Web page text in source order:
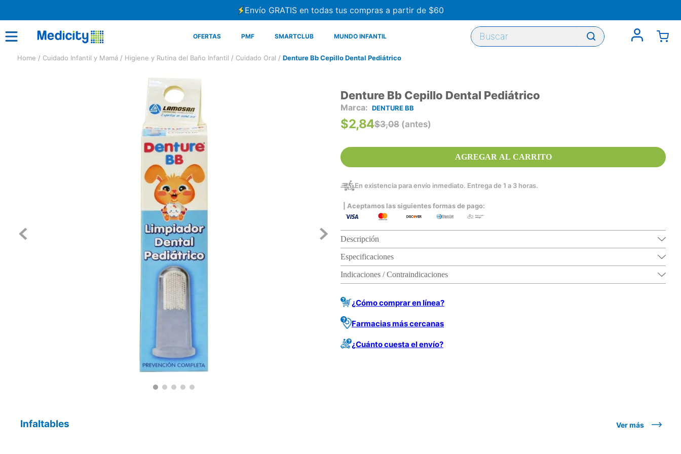
Envío GRATIS en todas tus compras a partir de $60
OFERTAS PMF SMARTCLUB MUNDO INFANTIL
Buscar
Cuidado Infantil y Mamá Higiene y Rutina del Baño Infantil Cuidado Oral Denture Bb Cepillo Dental Pediátrico
Denture Bb Cepillo Dental Pediátrico
DENTURE BB
$3,08 (antes)
$2,84
AGREGAR AL CARRITO
En existencia para envío inmediato. Entrega de 1 a 3 horas.
| Aceptamos las siguientes formas de pago:
Descripción
Especificaciones
Indicaciones / Contraindicaciones
¿Cómo comprar en línea?
Farmacias más cercanas
¿Cuánto cuesta el envío?
Infaltables Ver más